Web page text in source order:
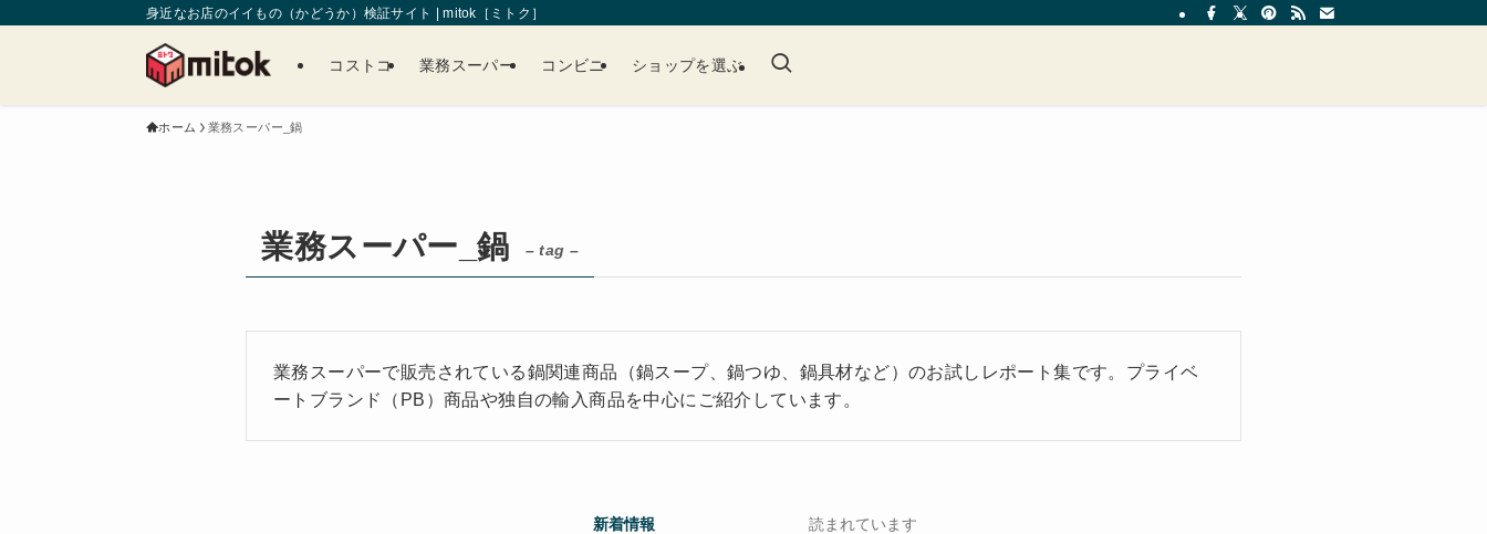
身近なお店のイイもの（かどうか）検証サイト | mitok［ミトク］
コストコ 業務スーパー コンビニ ショップを選ぶ
ホーム 業務スーパー_鍋
業務スーパー_鍋 – tag –
業務スーパーで販売されている鍋関連商品（鍋スープ、鍋つゆ、鍋具材など）のお試しレポート集です。プライベ
ートブランド（PB）商品や独自の輸入商品を中心にご紹介しています。
新着情報 読まれています